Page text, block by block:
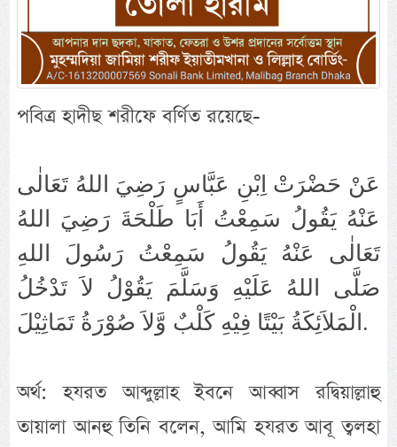
পবিত্র হাদীছ শরীফে বর্ণিত রয়েছে-
عَنْ حَضْرَتْ اِبْنِ عَبَّاسٍ رَضِيَ اللهُ تَعَالٰى
عَنْهُ يَقُولُ سَمِعْتُ أَبَا طَلْحَةَ رَضِيَ اللهُ
تَعَالٰى عَنْهُ يَقُولُ سَمِعْتُ رَسُولَ اللهِ
صَلَّى اللهُ عَلَيْهِ وَسَلَّمَ يَقُوْلُ لاَ تَدْخُلُ
الْمَلاَئِكَةُ بَيْتًا فِيْهِ كَلْبٌ وَّلاَ صُوْرَةُ تَمَاثِيْلَ.
অর্থ: হযরত আব্দুল্লাহ ইবনে আব্বাস রদ্বিয়াল্লাহু
তায়ালা আনহু তিনি বলেন, আমি হযরত আবূ ত্বলহা